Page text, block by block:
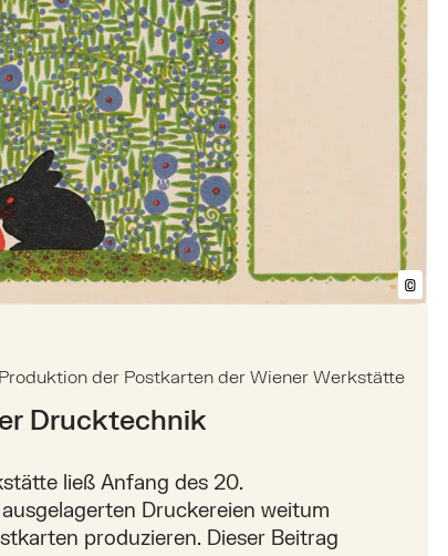
©
der Postkarten der Wiener Werkstätte
Drucktechnik
ließ Anfang des 20.
Druckereien weitum
produzieren. Dieser Beitrag